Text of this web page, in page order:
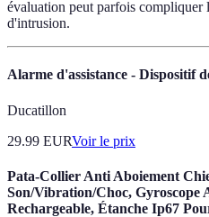
évaluation peut parfois compliquer
d'intrusion.
Alarme d'assistance - Dispositif
Ducatillon
29.99 EURVoir le prix
Pata-Collier Anti Aboiement
Son/Vibration/Choc, Gyroscope
Rechargeable, Étanche Ip67